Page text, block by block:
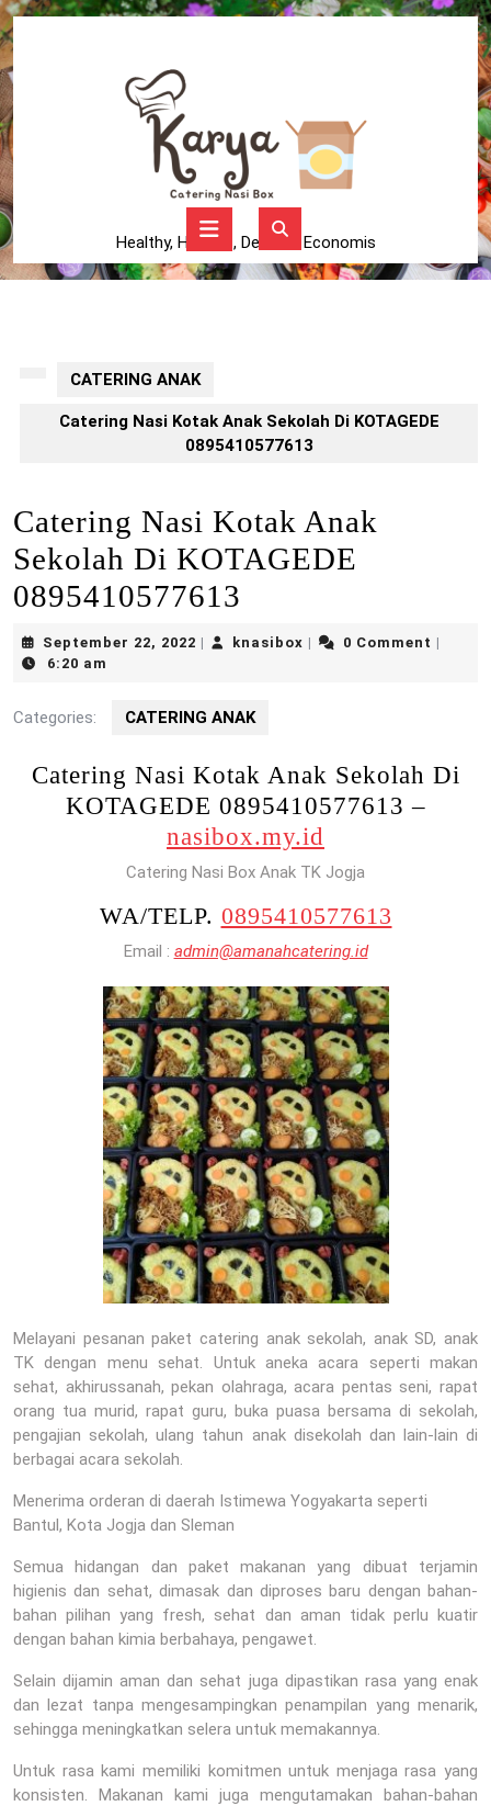
Skip
to
content
Healthy, Higienis, Delicius, Economis
Button
CATERING ANAK
Catering Nasi Kotak Anak Sekolah Di KOTAGEDE
0895410577613
Catering Nasi Kotak Anak
Sekolah Di KOTAGEDE
0895410577613
September 22, 2022 September
knasibox knasibox0 Comment
6:20 am
Categories: CATERING ANAK
Catering Nasi Kotak Anak Sekolah Di
KOTAGEDE 0895410577613 –
nasibox.my.id
Catering Nasi Box Anak TK Jogja
WA/TELP. 0895410577613
Email : admin@amanahcatering.id
Melayani pesanan paket catering anak sekolah, anak SD, anak
TK dengan menu sehat. Untuk aneka acara seperti makan
sehat, akhirussanah, pekan olahraga, acara pentas seni, rapat
orang tua murid, rapat guru, buka puasa bersama di sekolah,
pengajian sekolah, ulang tahun anak disekolah dan lain-lain di
berbagai acara sekolah.
Menerima orderan di daerah Istimewa Yogyakarta seperti
Bantul, Kota Jogja dan Sleman
Semua hidangan dan paket makanan yang dibuat terjamin
higienis dan sehat, dimasak dan diproses baru dengan bahan-
bahan pilihan yang fresh, sehat dan aman tidak perlu kuatir
dengan bahan kimia berbahaya, pengawet.
Selain dijamin aman dan sehat juga dipastikan rasa yang enak
dan lezat tanpa mengesampingkan penampilan yang menarik,
sehingga meningkatkan selera untuk memakannya.
Untuk rasa kami memiliki komitmen untuk menjaga rasa yang
konsisten. Makanan kami juga mengutamakan bahan-bahan